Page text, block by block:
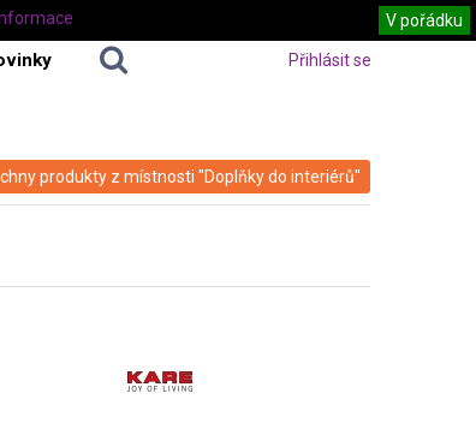
Přihlásit se
produkty z místnosti "Doplňky do interiérů"
V pořádku